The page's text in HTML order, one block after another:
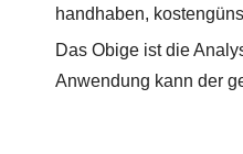
handhaben,
Das Obige ist die
Anwendung kann der